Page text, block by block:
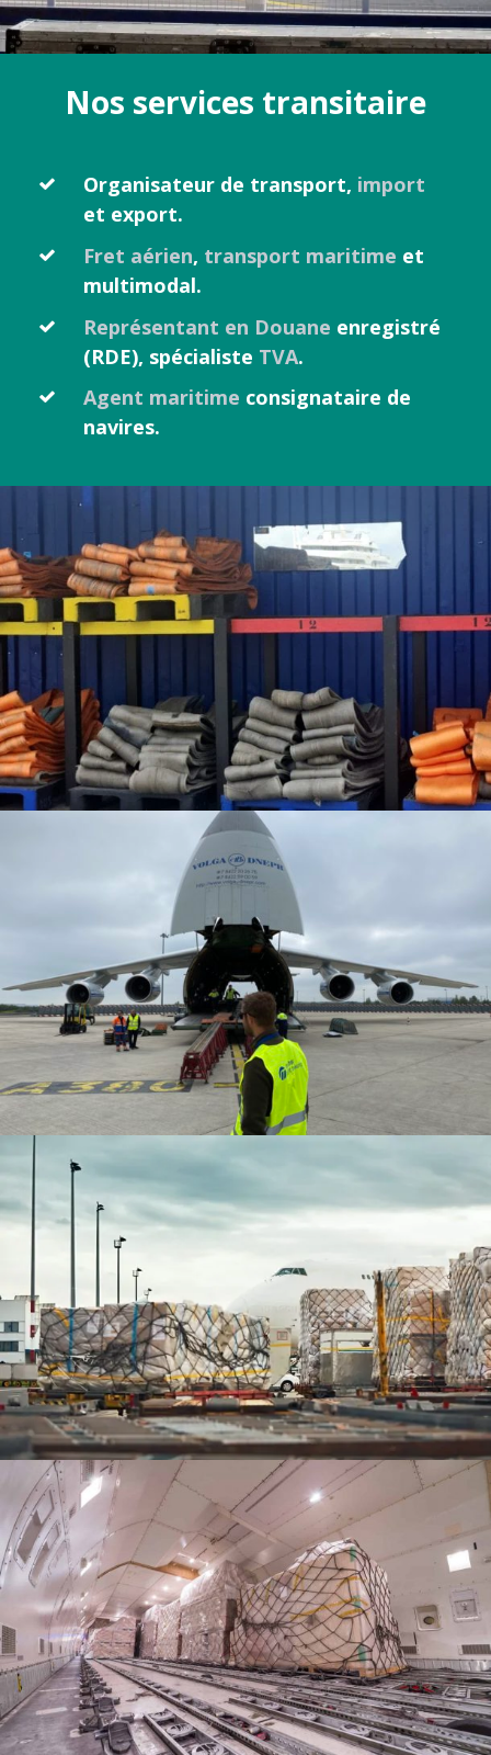
Nos services transitaire
Organisateur de transport, import
et export.
Fret aérien, transport maritime et
multimodal.
Représentant en Douane enregistré
(RDE), spécialiste TVA.
Agent maritime consignataire de
navires.